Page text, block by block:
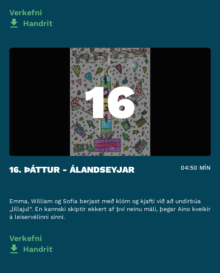
Verkefni
Handrit
16
16. ÞÁTTUR - ÁLANDSEYJAR 04:50 MÍN
Emma, William og Sofia berjast með klóm og kjafti við að undirbúa
„lillajul“. En kannski skiptir ekkert af því neinu máli, þegar Aino kveikir
á leiservélinni sinni.
Verkefni
Handrit